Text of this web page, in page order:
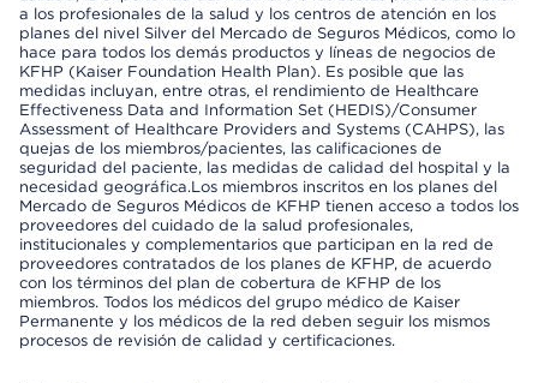
a los profesionales de la salud y los centros de atención en los
planes del nivel Silver del Mercado de Seguros Médicos, como lo
hace para todos los demás productos y líneas de negocios de
KFHP (Kaiser Foundation Health Plan). Es posible que las
medidas incluyan, entre otras, el rendimiento de Healthcare
Effectiveness Data and Information Set (HEDIS)/Consumer
Assessment of Healthcare Providers and Systems (CAHPS), las
quejas de los miembros/pacientes, las calificaciones de
seguridad del paciente, las medidas de calidad del hospital y la
necesidad geográfica.Los miembros inscritos en los planes del
Mercado de Seguros Médicos de KFHP tienen acceso a todos los
proveedores del cuidado de la salud profesionales,
institucionales y complementarios que participan en la red de
proveedores contratados de los planes de KFHP, de acuerdo
con los términos del plan de cobertura de KFHP de los
miembros. Todos los médicos del grupo médico de Kaiser
Permanente y los médicos de la red deben seguir los mismos
procesos de revisión de calidad y certificaciones.